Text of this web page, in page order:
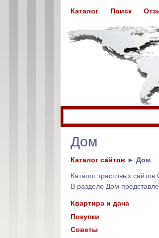
Дом
Каталог сайтов ► Дом
Каталог трастовых
В разделе Дом
Квартира и дача
Покупки
Советы
Каталог Поиск